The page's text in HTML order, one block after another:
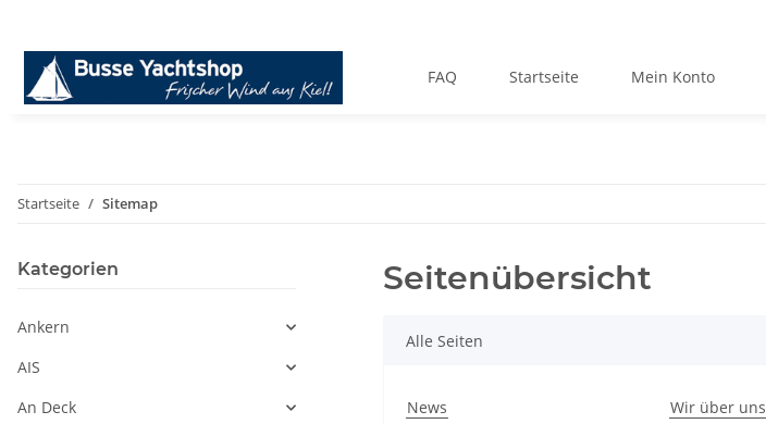
FAQ Startseite Mein Konto
Startseite Sitemap
Seitenübersicht
Alle Seiten
News
Wir über uns
Kategorien
Ankern
AIS
An Deck